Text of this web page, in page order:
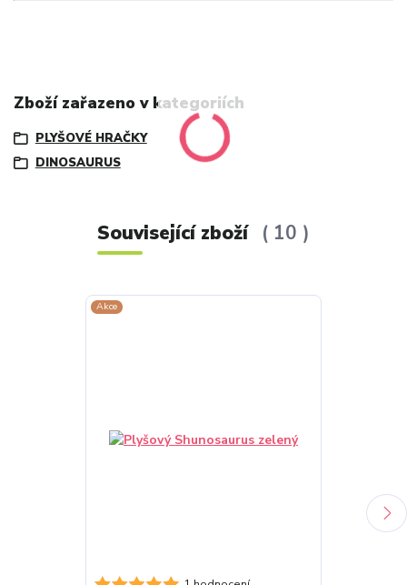
Zboží zařazeno v kategoriích
PLYŠOVÉ HRAČKY
DINOSAURUS
Související zboží 10
Akce